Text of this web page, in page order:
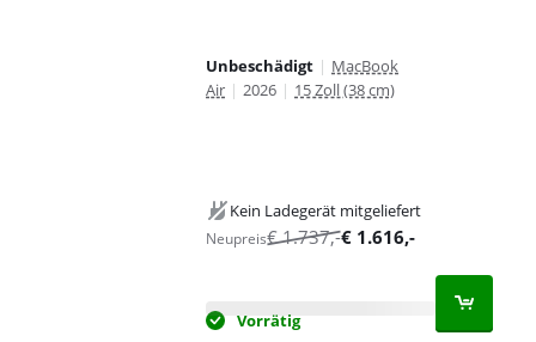
Unbeschädigt | MacBook
Air | 2026 | 15 Zoll (38 cm)
Kein Ladegerät mitgeliefert
Neupreis€1.737,-€ 1.616,-
Vorrätig